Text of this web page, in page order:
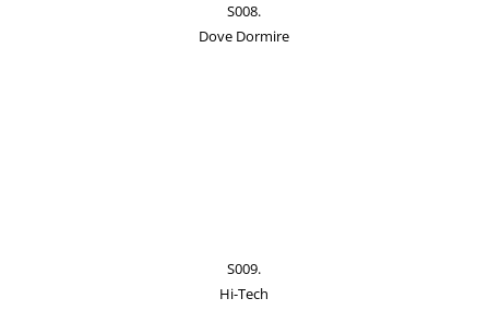
S008.
Dove Dormire
S009.
Hi-Tech